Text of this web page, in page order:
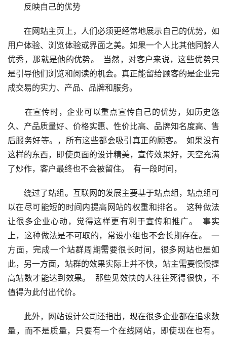
反映自己的优势
在网站主页上，人们必须更经常地展示自己的优势，如
用户体验、浏览体验或界面之美。如果一个人比其他同龄人
优秀，那就是他的优势。  当然，对客户来说，这些优势只
是引导他们浏览和阅读的机会。真正能留给顾客的是企业完
成交易的实力、产品、品牌和服务。
在宣传时，企业可以重点宣传自己的优势，如历史悠
久、产品质量好、价格实惠、性价比高、品牌知名度高、售
后服务好等。，所有这些都会吸引真正的顾客。  如果没有
这样的东西，即使页面的设计精美，宣传效果好，天空充满
了炒作，客户最终也不会被留住。  有一段时间，
绕过了站组。互联网的发展主要基于站点组，站点组可
以在尽可能短的时间内提高网站的权重和排名。  这种做法
让很多企业心动，觉得这样更有利于宣传和推广。  事实
上，这种做法是不可取的，常设小组也不会长期存在。  一
方面，完成一个站群周期需要很长时间，很多网站也是如
此，另一方面，站群的效果实际上并不快，站主需要慢慢提
高站数才能达到效果。  那些见效快的人往往死得很快，不
值得为此付出代价。
此外，网站设计公司还指出，现在很多企业都在追求数
量，而不是质量，只要有一个在线网站，即使现在也有。